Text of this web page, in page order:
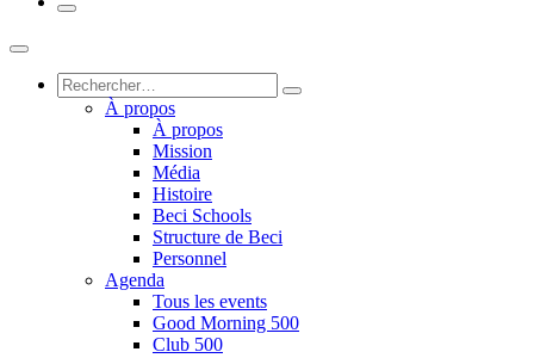
À propos
À propos
Mission
Média
Histoire
Beci Schools
Structure de Beci
Personnel
Agenda
Tous les events
Good Morning 500
Club 500